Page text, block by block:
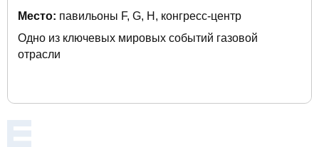
Место: павильоны F, G, H, конгресс-центр
Одно из ключевых мировых событий газовой
отрасли